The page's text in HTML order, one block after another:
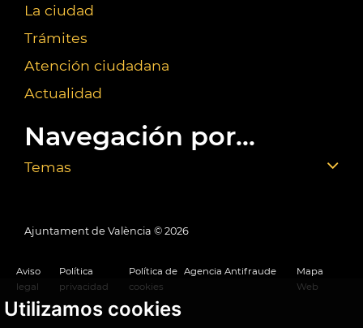
Utilizamos cookies
La ciudad
Trámites
Atención ciudadana
Actualidad
Navegación por...
Temas
Ajuntament de València © 2026
Aviso
legal
Política
privacidad
Política de
cookies
Agencia Antifraude
Mapa
Web